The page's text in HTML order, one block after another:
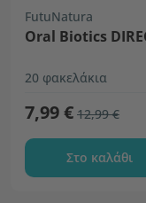
FutuNatura
Oral Biotics
20 φακελάκια
7,99 € 12,99 €
Στο καλάθι